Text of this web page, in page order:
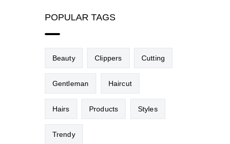
POPULAR TAGS
Beauty Clippers Cutting
Gentleman Haircut
Hairs Products Styles
Trendy